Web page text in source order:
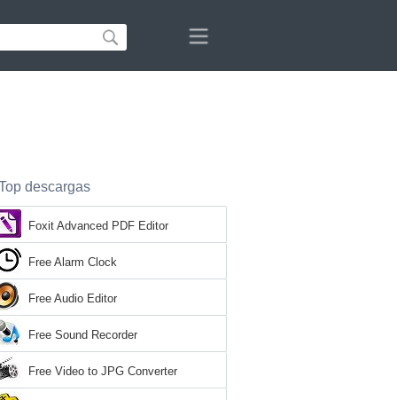
descargas
Foxit Advanced PDF Editor
Free Alarm Clock
Free Audio Editor
Free Sound Recorder
Free Video to JPG Converter